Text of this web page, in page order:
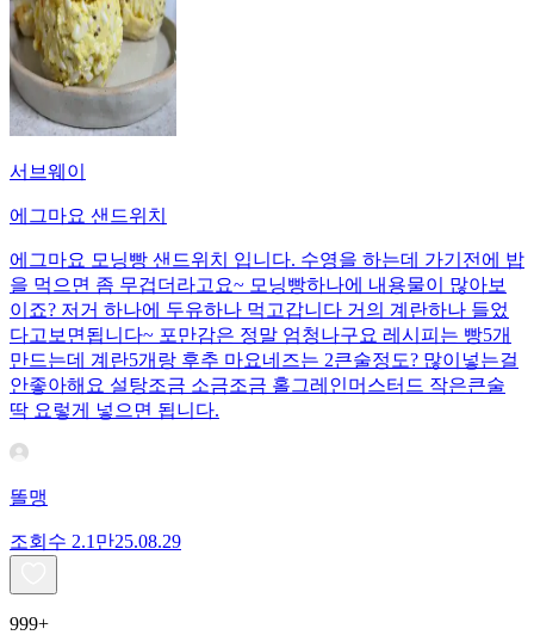
서브웨이
에그마요 샌드위치
에그마요 모닝빵 샌드위치 입니다. 수영을 하는데 가기전에 밥
을 먹으면 좀 무겁더라고요~ 모닝빵하나에 내용물이 많아보
이죠? 저거 하나에 두유하나 먹고갑니다 거의 계란하나 들었
다고보면됩니다~ 포만감은 정말 엄청나구요 레시피는 빵5개
만드는데 계란5개랑 후추 마요네즈는 2큰술정도? 많이넣는걸
안좋아해요 설탕조금 소금조금 홀그레인머스터드 작은큰술
딱 요렇게 넣으면 됩니다.
똘맹
조회수 2.1만25.08.29
999+